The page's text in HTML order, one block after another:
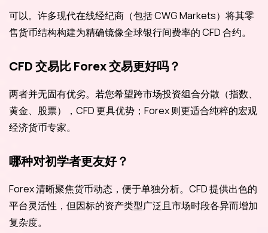
可以。许多现代在线经纪商（包括 CWG Markets）将其零
售货币结构构建为精确镜像全球银行间费率的 CFD 合约。
CFD 交易比 Forex 交易更好吗？
两者并无固有优劣。若您希望跨市场投资组合分散（指数、
黄金、股票），CFD 更具优势；Forex 则更适合纯粹的宏观
经济货币专家。
哪种对初学者更友好？
Forex 清晰聚焦货币动态，便于单独分析。CFD 提供出色的
平台灵活性，但因标的资产类型广泛且市场时段各异而增加
复杂度。